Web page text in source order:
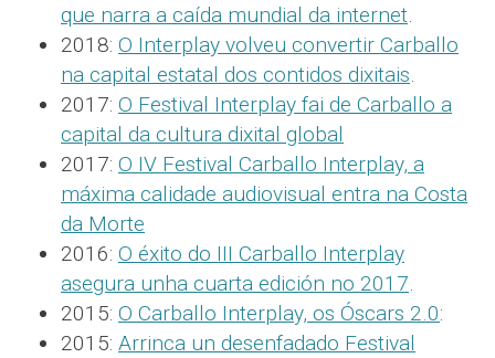
que narra a caída mundial da internet.
2018: O Interplay volveu convertir Carballo
na capital estatal dos contidos dixitais.
2017: O Festival Interplay fai de Carballo a
capital da cultura dixital global
2017: O IV Festival Carballo Interplay, a
máxima calidade audiovisual entra na Costa
da Morte
2016: O éxito do III Carballo Interplay
asegura unha cuarta edición no 2017.
2015: O Carballo Interplay, os Óscars 2.0:
2015: Arrinca un desenfadado Festival